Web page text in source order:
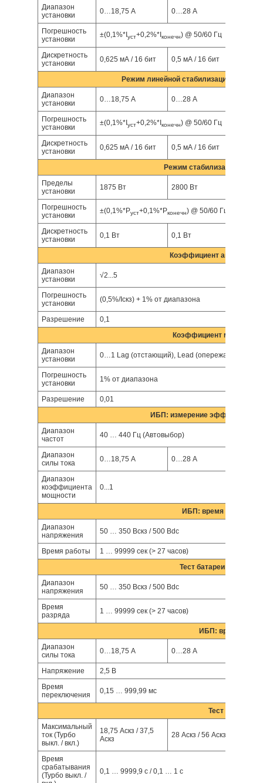
Диапазон
установки
0…18,75 А 0…28 А
Погрешность
установки
±(0,1%*I уст+0,2%*I конечн) @ 50/60 Гц
Дискретность
установки
0,625 мА / 16 бит 0,5 мА / 16 бит
Режим линейной стабилизации силы
Диапазон
установки
0…18,75 А 0…28 А
Погрешность
установки
±(0,1%*I уст+0,2%*I конечн) @ 50/60 Гц
Дискретность
установки
0,625 мА / 16 бит 0,5 мА / 16 бит
Режим стабилизации
Пределы
установки
1875 Вт 2800 Вт
Погрешность
установки
±(0,1%*Pуст+0,1%*Pконечн) @ 50/60 Гц
Дискретность
установки
0,1 Вт 0,1 Вт
Коэффициент амплитуды
Диапазон
установки
√2...5
Погрешность
установки
(0,5%/Iскз) + 1% от диапазона
Разрешение
0,1
Коэффициент мощности
Диапазон
установки
0…1 Lag (отстающий), Lead (опережающий)
Погрешность
установки
1% от диапазона
Разрешение
0,01
ИБП: измерение
Диапазон
частот
40 … 440 Гц (Автовыбор)
Диапазон
силы тока
0…18,75 А 0…28 А
Диапазон
коэффициента
мощности
0...1
ИБП: время работы
Диапазон
напряжения
50 … 350 Вскз / 500 Вdc
Время работы
1 … 99999 сек (> 27 часов)
Тест батареи: разряд
Диапазон
напряжения
50 … 350 Вскз / 500 Вdc
Время
разряда
1 … 99999 сек (> 27 часов)
ИБП: время
Диапазон
силы тока
0…18,75 А 0…28 А
Напряжение
2,5 В
Время
переключения
0,15 … 999,99 мс
Тест
Максимальный
ток (Турбо
выкл. / вкл.)
18,75 Аскз / 37,5
Аскз
28 Аскз / 56 Аскз
Время
срабатывания
(Турбо выкл. /
0,1 … 9999,9 с / 0,1 … 1 с